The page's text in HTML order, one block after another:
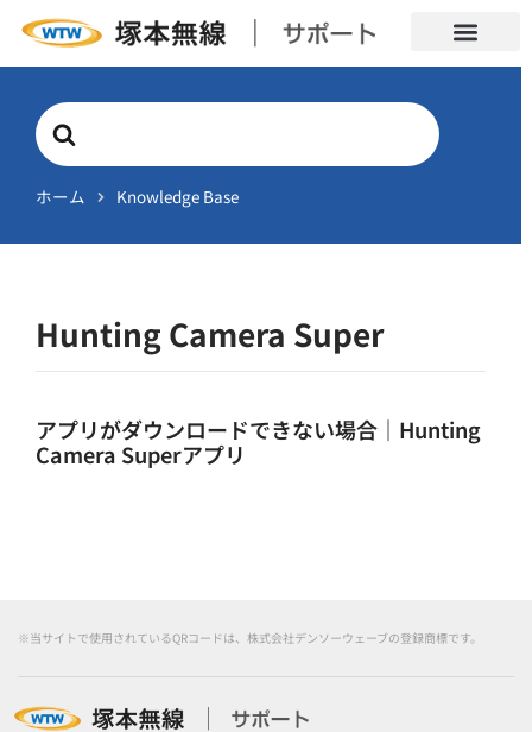
Search
For
ホーム Knowledge Base
Hunting Camera Super
アプリがダウンロードできない場合｜Hunting
Camera Superアプリ
※当サイトで使用されているQRコードは、株式会社デンソーウェーブの登録商標です。